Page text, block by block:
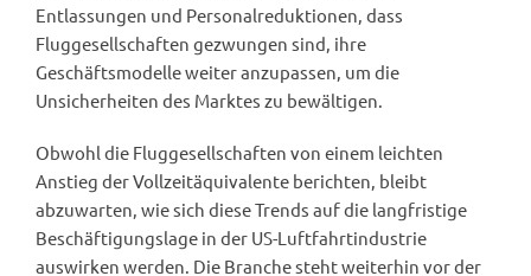
Entlassungen und Personalreduktionen, dass
Fluggesellschaften gezwungen sind, ihre
Geschäftsmodelle weiter anzupassen, um die
Unsicherheiten des Marktes zu bewältigen.
Obwohl die Fluggesellschaften von einem leichten
Anstieg der Vollzeitäquivalente berichten, bleibt
abzuwarten, wie sich diese Trends auf die langfristige
Beschäftigungslage in der US-Luftfahrtindustrie
auswirken werden. Die Branche steht weiterhin vor der